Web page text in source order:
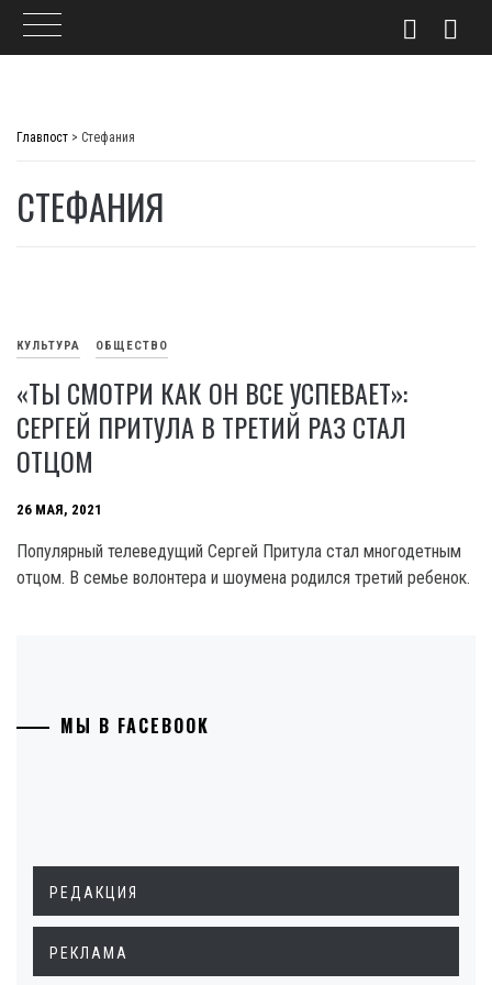
Главпост > Стефания
СТЕФАНИЯ
КУЛЬТУРА ОБЩЕСТВО
«ТЫ СМОТРИ КАК ОН ВСЕ УСПЕВАЕТ»:
СЕРГЕЙ ПРИТУЛА В ТРЕТИЙ РАЗ СТАЛ
ОТЦОМ
26 МАЯ, 2021
Популярный телеведущий Сергей Притула стал многодетным
отцом. В семье волонтера и шоумена родился третий ребенок.
МЫ В FACEBOOK
РЕДАКЦИЯ
РЕКЛАМА